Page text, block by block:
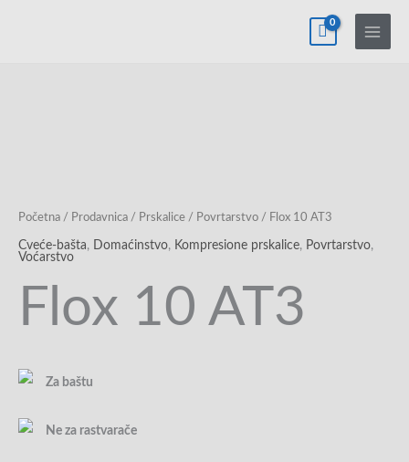
Početna / Prodavnica / Prskalice / Povrtarstvo / Flox 10 AT3
Cveće-bašta, Domaćinstvo, Kompresione prskalice, Povrtarstvo,
Voćarstvo
Flox 10 AT3
Za baštu
Ne za rastvarače